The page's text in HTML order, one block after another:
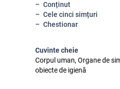
Conținut
Cele cinci simțuri
Chestionar
Cuvinte cheie
Corpul uman, Organe de
obiecte de igienă